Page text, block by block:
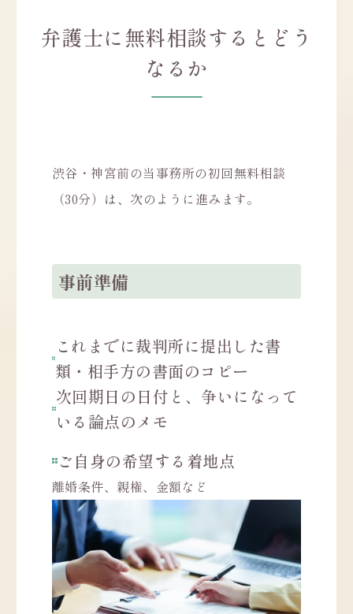
弁護士に無料相談するとどう
なるか
渋谷・神宮前の当事務所の初回無料相談
（30分）は、次のように進みます。
事前準備
これまでに裁判所に提出した書
類・相手方の書面のコピー
次回期日の日付と、争いになって
いる論点のメモ
ご自身の希望する着地点
離婚条件、親権、金額など